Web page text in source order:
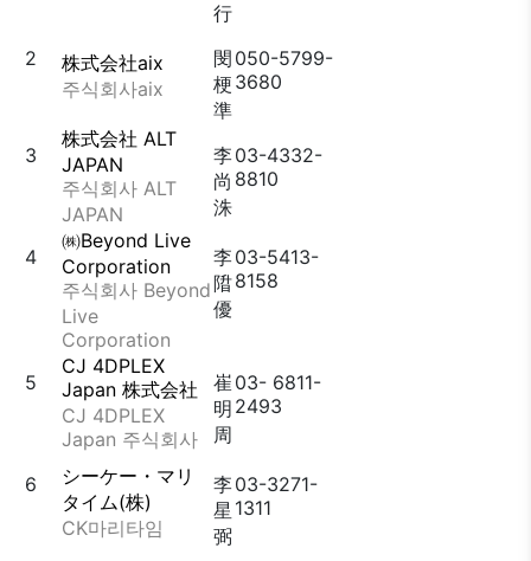
行
2
株式会社aix
주식회사aix
閔
梗
準
050-5799-
3680
3
株式会社 ALT
JAPAN
주식회사 ALT
JAPAN
李
尚
洙
03-4332-
8810
4
㈱Beyond Live
Corporation
주식회사 Beyond
Live
Corporation
李
陹
優
03-5413-
8158
5
CJ 4DPLEX
Japan 株式会社
CJ 4DPLEX
Japan 주식회사
崔
明
周
03- 6811-
2493
6
シーケー・マリ
タイム(株)
CK마리타임
李
星
弼
03-3271-
1311